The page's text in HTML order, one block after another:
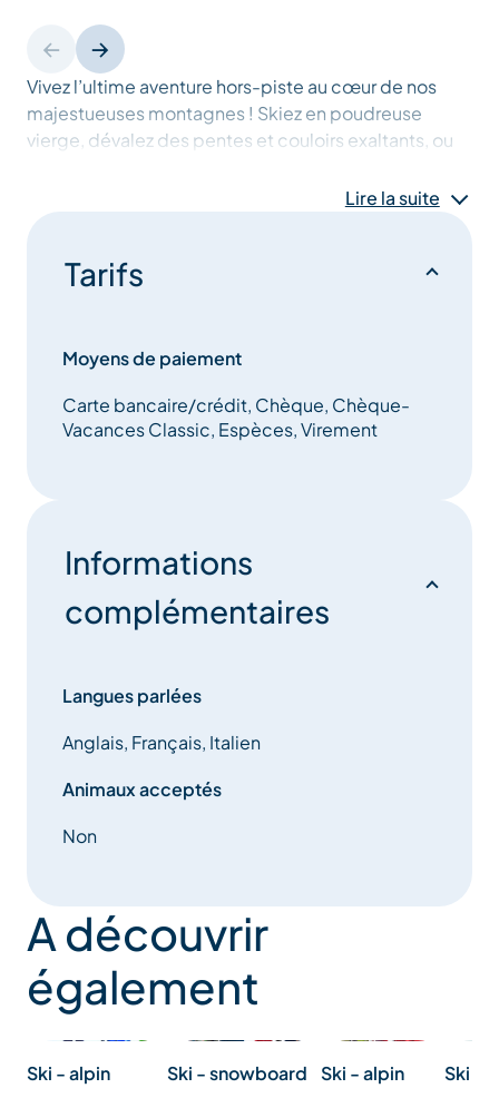
Vivez l’ultime aventure hors-piste au cœur de nos
majestueuses montagnes ! Skiez en poudreuse
vierge, dévalez des pentes et couloirs exaltants, ou
et rares.
diplômés vous accompagnent en toute sécurité,
instant. Le hors-piste offre des sensations uniques
mais comporte des risques : explorez toujours avec
Lire la suite
Tarifs
Moyens de paiement
Carte bancaire/crédit, Chèque, Chèque-
Vacances Classic, Espèces, Virement
Informations
complémentaires
Langues parlées
Anglais, Français, Italien
Animaux acceptés
Non
A découvrir
également
Ski - alpin Ski - snowboard Ski - alpin Ski -